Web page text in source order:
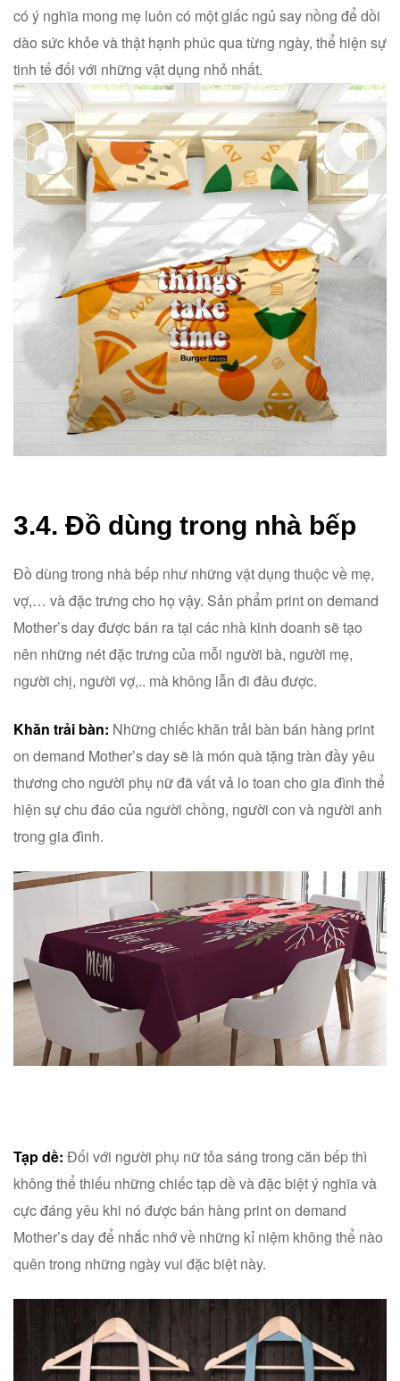
có ý nghĩa mong mẹ luôn có một giấc ngủ say nồng để dồi
dào sức khỏe và thật hạnh phúc qua từng ngày, thể hiện sự
tinh tế đối với những vật dụng nhỏ nhất.
3.4. Đồ dùng trong nhà bếp
Đồ dùng trong nhà bếp như những vật dụng thuộc về mẹ,
vợ,… và đặc trưng cho họ vậy. Sản phẩm print on demand
Mother’s day được bán ra tại các nhà kinh doanh sẽ tạo
nên những nét đặc trưng của mỗi người bà, người mẹ,
người chị, người vợ,.. mà không lẫn đi đâu được.
Khăn trải bàn: Những chiếc khăn trải bàn bán hàng print
on demand Mother’s day sẽ là món quà tặng tràn đầy yêu
thương cho người phụ nữ đã vất vả lo toan cho gia đình thể
hiện sự chu đáo của người chồng, người con và người anh
trong gia đình.
Tạp dề: Đối với người phụ nữ tỏa sáng trong căn bếp thì
không thể thiếu những chiếc tạp dề và đặc biệt ý nghĩa và
cực đáng yêu khi nó được bán hàng print on demand
Mother’s day để nhắc nhớ về những kỉ niệm không thể nào
quên trong những ngày vui đặc biệt này.